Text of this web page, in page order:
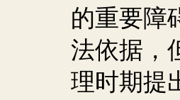
的重要障
法依据，
理时期提